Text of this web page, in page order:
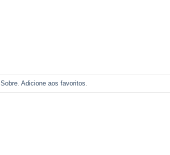
Sobre Adicione aos favoritos